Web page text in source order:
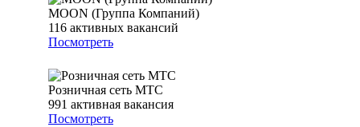
MOON (Группа Компаний)
116 активных вакансий
Посмотреть
Розничная сеть МТС
991 активная вакансия
Посмотреть